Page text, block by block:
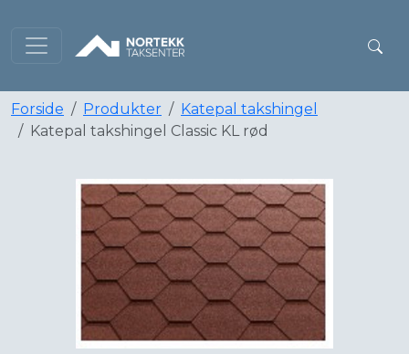
Forside Produkter
Katepal takshingel
Katepal takshingel Classic KL rød